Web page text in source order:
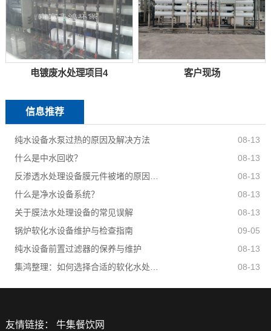
电镀废水处理项目4 客户现场
信息推荐
纯水设备水泵过热的原因及解决方法
08-13
什么是中水回收？
08-13
08-13
什么是净水设备系统？
08-13
关于膜法水处理设备的常见误解
08-13
锅炉软化水设备维护与检查指南
09-05
纯水设备前置过滤器的保养与维护
08-13
08-13
友情链接： 牛集餐饮网